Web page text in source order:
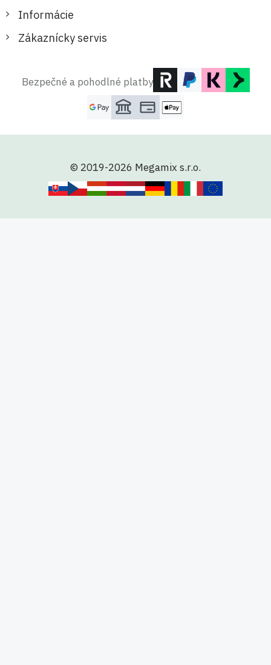
Informácie
Zákaznícky servis
Bezpečné a pohodlné platby
© 2019-2026 Megamix s.r.o.